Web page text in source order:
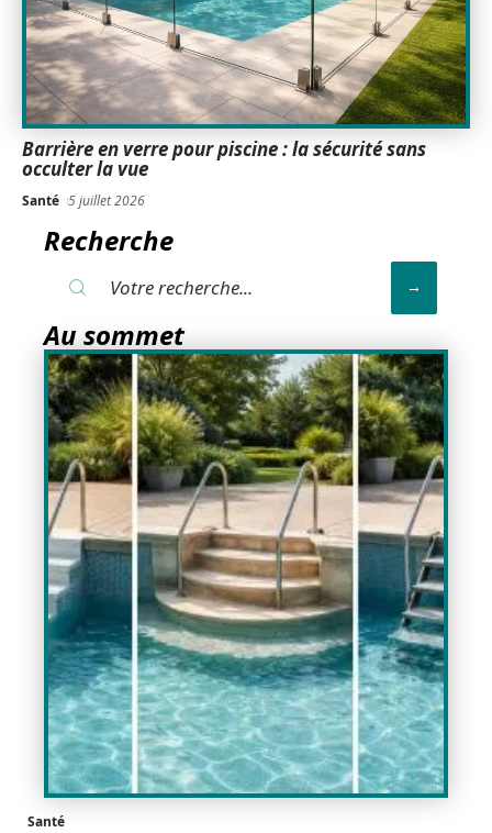
Barrière en verre pour piscine : la sécurité sans
occulter la vue
Santé 5 juillet 2026
Recherche
Au sommet
Santé